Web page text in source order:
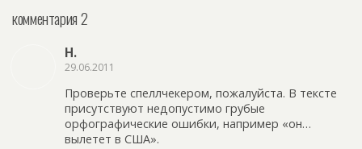
комментария 2
Н.
29.06.2011
Проверьте спеллчекером, пожалуйста. В тексте
присутствуют недопустимо грубые
орфографические ошибки, например «он…
вылетет в США».